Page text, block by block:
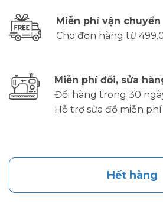
Miễn phí vận chuyển
Cho đơn hàng từ
Miễn phí đổi, sửa
Đổi hàng trong 30
Hỗ trợ sửa đồ miễn phí
Hết hàng